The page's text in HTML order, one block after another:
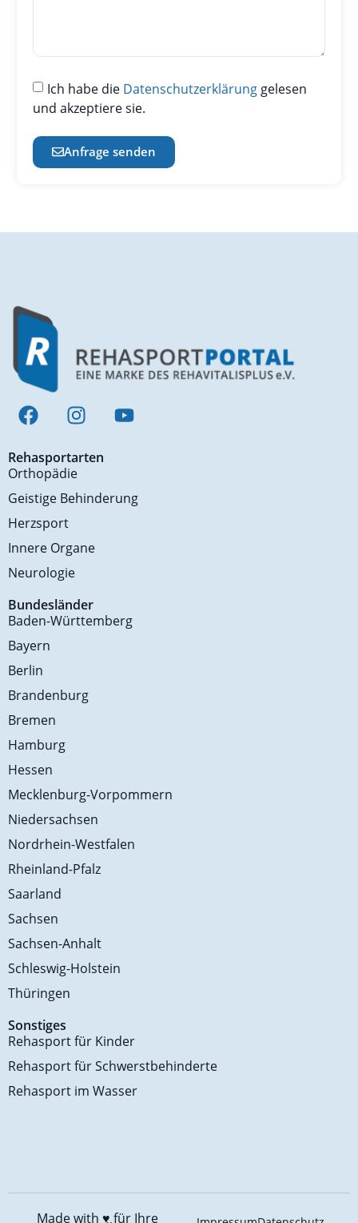
Ich habe die Datenschutzerklärung gelesen
und akzeptiere sie.
Anfrage senden
Rehasportarten
Orthopädie
Geistige Behinderung
Herzsport
Innere Organe
Neurologie
Bundesländer
Baden-Württemberg
Bayern
Berlin
Brandenburg
Bremen
Hamburg
Hessen
Mecklenburg-Vorpommern
Niedersachsen
Nordrhein-Westfalen
Rheinland-Pfalz
Saarland
Sachsen
Sachsen-Anhalt
Schleswig-Holstein
Thüringen
Sonstiges
Rehasport für Kinder
Rehasport für Schwerstbehinderte
Rehasport im Wasser
Made with ♥️für Ihre